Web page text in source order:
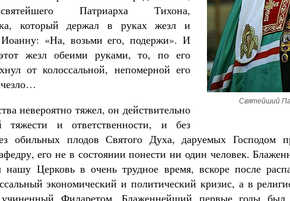
Святейший
Патриарха Тихона,
который держал в руках жезл и
«На, возьми его, подержи». И
жезл обеими руками, то, по его
от колоссальной, непомерной его
невероятно тяжел, он действительно
тяжести и ответственности, и без
обильных плодов Святого Духа, даруемых Господом
его не в состоянии понести ни один человек.
нашу Церковь в очень трудное время, вскоре после
экономический и политический кризис, а в
учиненный Филаретом. Блаженнейший первые годы